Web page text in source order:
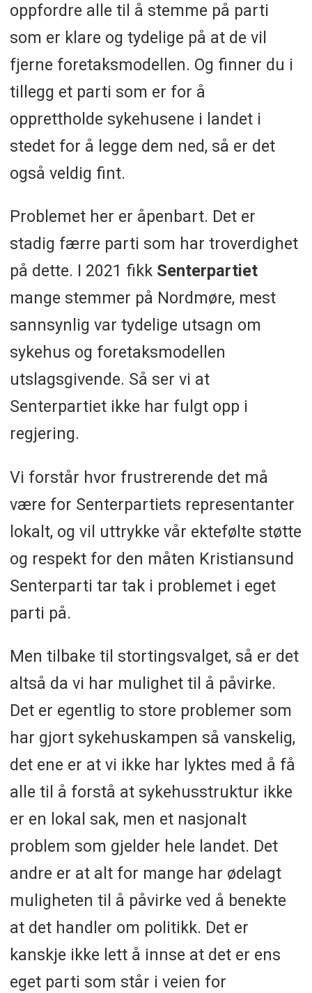
oppfordre alle til å stemme på parti
som er klare og tydelige på at de vil
fjerne foretaksmodellen. Og finner du i
tillegg et parti som er for å
opprettholde sykehusene i landet i
stedet for å legge dem ned, så er det
også veldig fint.
Problemet her er åpenbart. Det er
stadig færre parti som har troverdighet
på dette. I 2021 fikk Senterpartiet
mange stemmer på Nordmøre, mest
sannsynlig var tydelige utsagn om
sykehus og foretaksmodellen
utslagsgivende. Så ser vi at
Senterpartiet ikke har fulgt opp i
regjering.
Vi forstår hvor frustrerende det må
være for Senterpartiets representanter
lokalt, og vil uttrykke vår ektefølte støtte
og respekt for den måten Kristiansund
Senterparti tar tak i problemet i eget
parti på.
Men tilbake til stortingsvalget, så er det
altså da vi har mulighet til å påvirke.
Det er egentlig to store problemer som
har gjort sykehuskampen så vanskelig,
det ene er at vi ikke har lyktes med å få
alle til å forstå at sykehusstruktur ikke
er en lokal sak, men et nasjonalt
problem som gjelder hele landet. Det
andre er at alt for mange har ødelagt
muligheten til å påvirke ved å benekte
at det handler om politikk. Det er
kanskje ikke lett å innse at det er ens
eget parti som står i veien for